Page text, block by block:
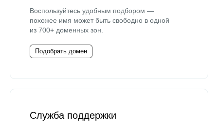
Воспользуйтесь удобным подбором —
похожее имя может быть свободно в одной
из 700+ доменных зон.
Подобрать домен
Служба поддержки